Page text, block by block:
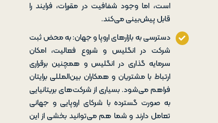
است، اما وجود شفافیت در مقررات، فرایند را
قابل پیش‌بینی می‌کند.
دسترسی به بازارهای اروپا و جهان: به محض ثبت
شرکت در انگلیس و شروع فعالیت، امکان
سرمایه گذاری در انگلیس و همچنین برقراری
ارتباط با مشتریان و همکاران بین‌المللی برایتان
فراهم می‌شود. بسیاری از شرکت‌های بریتانیایی
به صورت گسترده با شرکای اروپایی و جهانی
تعامل دارند و شما هم می‌توانید بخشی از این